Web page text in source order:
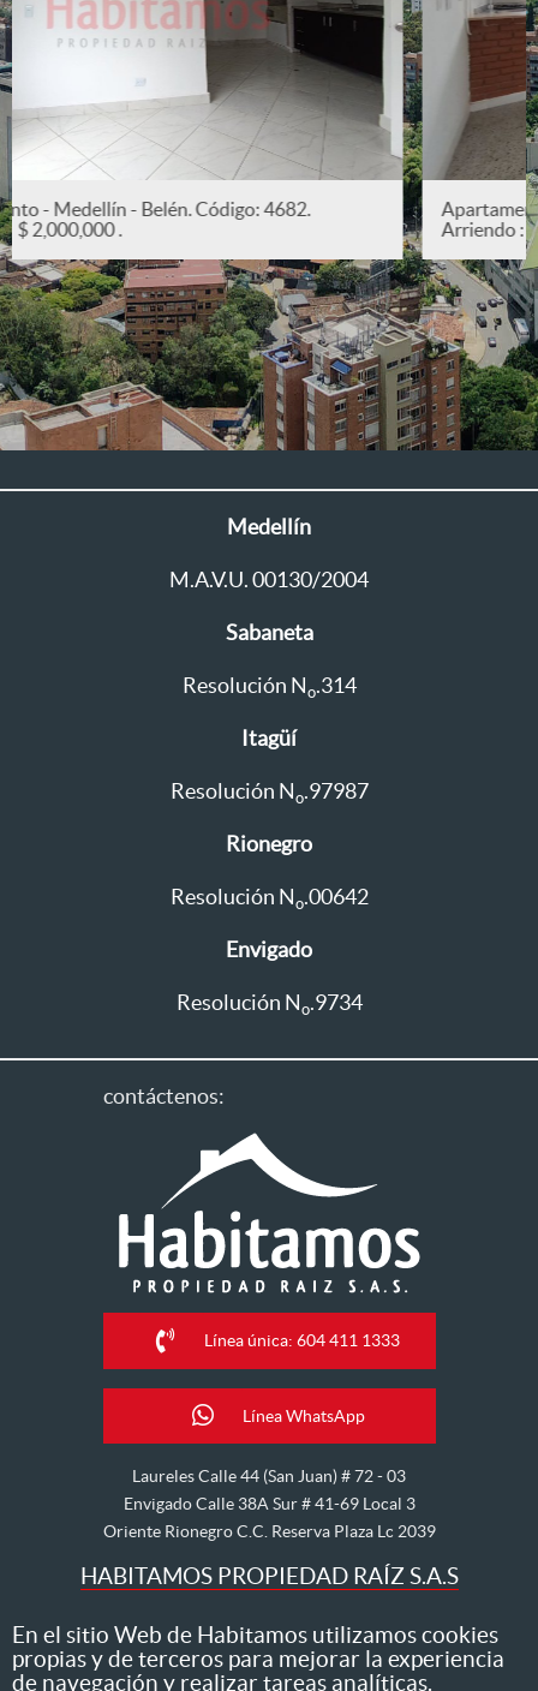
Apartamento - Medellín - San Joaquín. Código: 5382.
Arriendo : $ 2,200,000 .
Medellín
M.A.V.U. 00130/2004
Sabaneta
Resolución N o.314
Itagüí
Resolución N o.97987
Rionegro
Resolución N o.00642
Envigado
Resolución N o.9734
contáctenos:
Línea única: 604 411 1333
Línea WhatsApp
Laureles Calle 44 (San Juan) # 72 - 03
Envigado Calle 38A Sur # 41-69 Local 3
Oriente Rionegro C.C. Reserva Plaza Lc 2039
HABITAMOS PROPIEDAD RAÍZ S.A.S
Nos dedicamos al arriendo, venta, hipoteca, avalúo y
administración de inmuebles
En el sitio Web de Habitamos utilizamos cookies
propias y de terceros para mejorar la experiencia
de navegación y realizar tareas analíticas.